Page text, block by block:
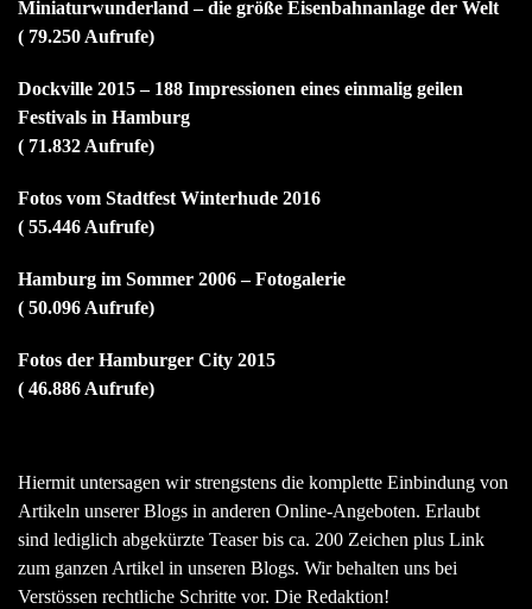
Miniaturwunderland – die größe Eisenbahnanlage der Welt
( 79.250 Aufrufe)
Dockville 2015 – 188 Impressionen eines einmalig geilen
Festivals in Hamburg
( 71.832 Aufrufe)
Fotos vom Stadtfest Winterhude 2016
( 55.446 Aufrufe)
Hamburg im Sommer 2006 – Fotogalerie
( 50.096 Aufrufe)
Fotos der Hamburger City 2015
( 46.886 Aufrufe)
Hiermit untersagen wir strengstens die komplette Einbindung von
Artikeln unserer Blogs in anderen Online-Angeboten. Erlaubt
sind lediglich abgekürzte Teaser bis ca. 200 Zeichen plus Link
zum ganzen Artikel in unseren Blogs. Wir behalten uns bei
Verstössen rechtliche Schritte vor. Die Redaktion!